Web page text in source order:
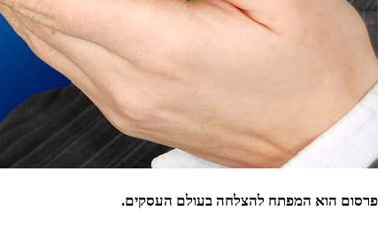
פרסום הוא המפתח להצלחה בעולם העסקים.